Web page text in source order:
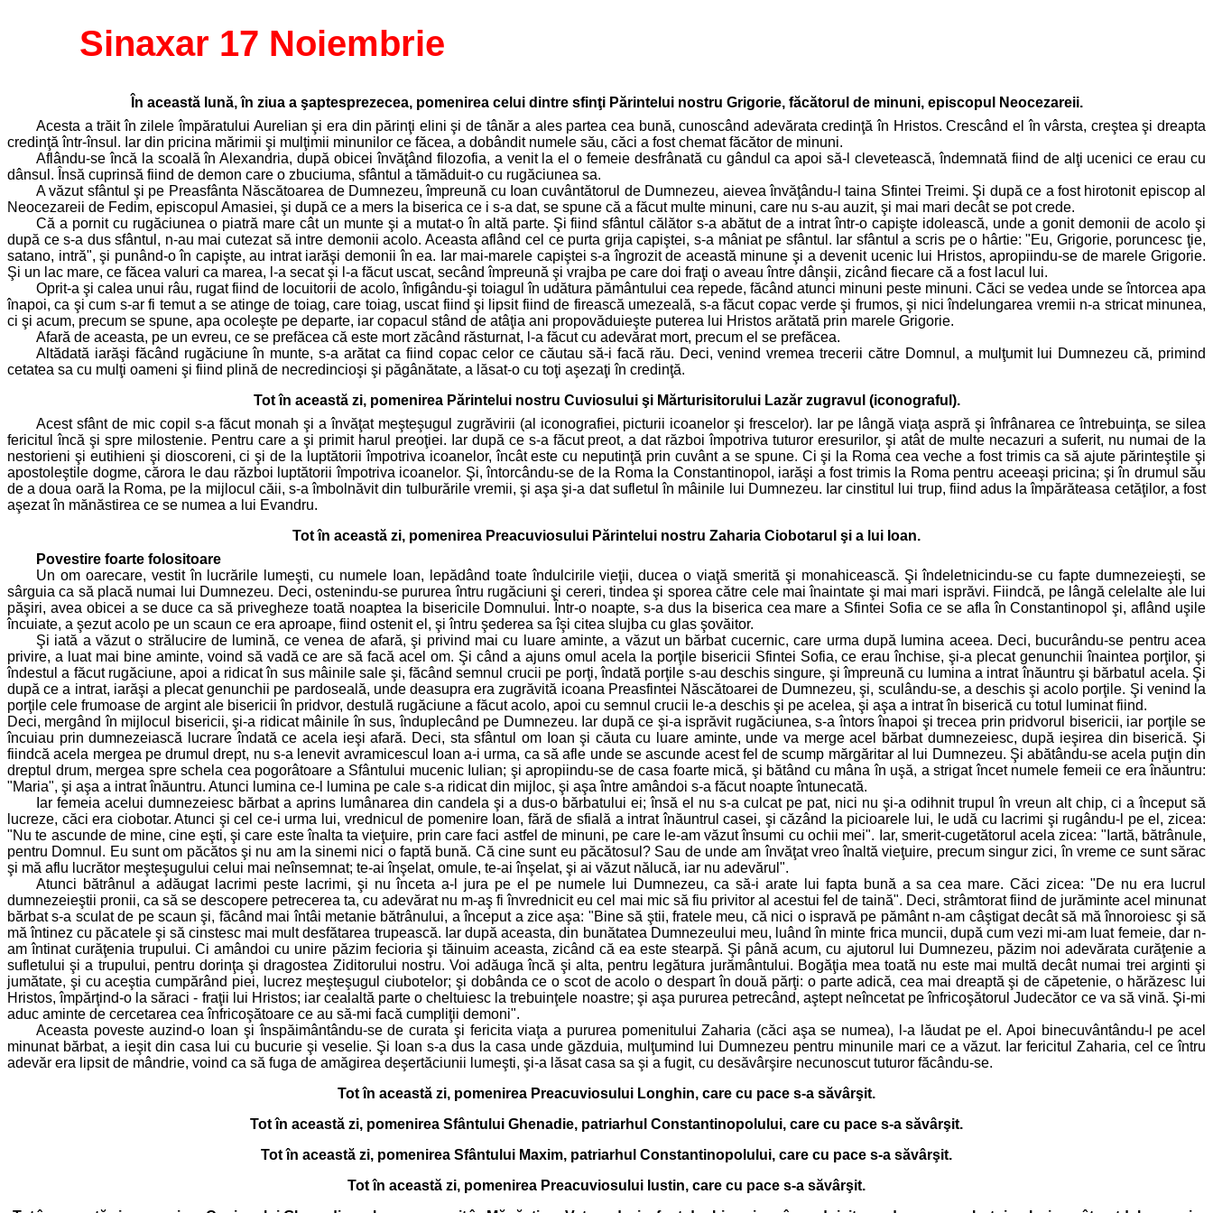
Sinaxar 17 Noiembrie
În această lună, în ziua a şaptesprezecea, pomenirea celui dintre sfinţi Părintelui nostru Grigorie, făcătorul de minuni, episcopul Neocezareii.
Acesta a trăit în zilele împăratului Aurelian şi era din părinţi elini şi de tânăr a ales partea cea bună, cunoscând adevărata credinţă în Hristos. Crescând el în vârsta, creştea şi dreapta
credinţă într-însul. Iar din pricina mărimii şi mulţimii minunilor ce făcea, a dobândit numele său, căci a fost chemat făcător de minuni.
Aflându-se încă la scoală în Alexandria, după obicei învăţând filozofia, a venit la el o femeie desfrânată cu gândul ca apoi să-l clevetească, îndemnată fiind de alţi ucenici ce erau cu
dânsul. Însă cuprinsă fiind de demon care o zbuciuma, sfântul a tămăduit-o cu rugăciunea sa.
A văzut sfântul şi pe Preasfânta Născătoarea de Dumnezeu, împreună cu Ioan cuvântătorul de Dumnezeu, aievea învăţându-l taina Sfintei Treimi. Şi după ce a fost hirotonit episcop al
Neocezareii de Fedim, episcopul Amasiei, şi după ce a mers la biserica ce i s-a dat, se spune că a făcut multe minuni, care nu s-au auzit, şi mai mari decât se pot crede.
Că a pornit cu rugăciunea o piatră mare cât un munte şi a mutat-o în altă parte. Şi fiind sfântul călător s-a abătut de a intrat într-o capişte idolească, unde a gonit demonii de acolo şi
după ce s-a dus sfântul, n-au mai cutezat să intre demonii acolo. Aceasta aflând cel ce purta grija capiştei, s-a mâniat pe sfântul. Iar sfântul a scris pe o hârtie: "Eu, Grigorie, poruncesc ţie,
satano, intră", şi punând-o în capişte, au intrat iarăşi demonii în ea. Iar mai-marele capiştei s-a îngrozit de această minune şi a devenit ucenic lui Hristos, apropiindu-se de marele Grigorie.
Şi un lac mare, ce făcea valuri ca marea, l-a secat şi l-a făcut uscat, secând împreună şi vrajba pe care doi fraţi o aveau între dânşii, zicând fiecare că a fost lacul lui.
Oprit-a şi calea unui râu, rugat fiind de locuitorii de acolo, înfigându-şi toiagul în udătura pământului cea repede, făcând atunci minuni peste minuni. Căci se vedea unde se întorcea apa
înapoi, ca şi cum s-ar fi temut a se atinge de toiag, care toiag, uscat fiind şi lipsit fiind de firească umezeală, s-a făcut copac verde şi frumos, şi nici îndelungarea vremii n-a stricat minunea,
ci şi acum, precum se spune, apa ocoleşte pe departe, iar copacul stând de atâţia ani propovăduieşte puterea lui Hristos arătată prin marele Grigorie.
Afară de aceasta, pe un evreu, ce se prefăcea că este mort zăcând răsturnat, l-a făcut cu adevărat mort, precum el se prefăcea.
Altădată iarăşi făcând rugăciune în munte, s-a arătat ca fiind copac celor ce căutau să-i facă rău. Deci, venind vremea trecerii către Domnul, a mulţumit lui Dumnezeu că, primind
cetatea sa cu mulţi oameni şi fiind plină de necredincioşi şi păgânătate, a lăsat-o cu toţi aşezaţi în credinţă.
Tot în această zi, pomenirea Părintelui nostru Cuviosului şi Mărturisitorului Lazăr zugravul (iconograful).
Acest sfânt de mic copil s-a făcut monah şi a învăţat meşteşugul zugrăvirii (al iconografiei, picturii icoanelor şi frescelor). Iar pe lângă viaţa aspră şi înfrânarea ce întrebuinţa, se silea
fericitul încă şi spre milostenie. Pentru care a şi primit harul preoţiei. Iar după ce s-a făcut preot, a dat război împotriva tuturor eresurilor, şi atât de multe necazuri a suferit, nu numai de la
nestorieni şi eutihieni şi dioscoreni, ci şi de la luptătorii împotriva icoanelor, încât este cu neputinţă prin cuvânt a se spune. Ci şi la Roma cea veche a fost trimis ca să ajute părinteştile şi
apostoleştile dogme, cărora le dau război luptătorii împotriva icoanelor. Şi, întorcându-se de la Roma la Constantinopol, iarăşi a fost trimis la Roma pentru aceeaşi pricina; şi în drumul său
de a doua oară la Roma, pe la mijlocul căii, s-a îmbolnăvit din tulburările vremii, şi aşa şi-a dat sufletul în mâinile lui Dumnezeu. Iar cinstitul lui trup, fiind adus la împărăteasa cetăţilor, a fost
aşezat în mănăstirea ce se numea a lui Evandru.
Tot în această zi, pomenirea Preacuviosului Părintelui nostru Zaharia Ciobotarul şi a lui Ioan.
Povestire foarte folositoare
Un om oarecare, vestit în lucrările lumeşti, cu numele Ioan, lepădând toate îndulcirile vieţii, ducea o viaţă smerită şi monahicească. Şi îndeletnicindu-se cu fapte dumnezeieşti, se
sârguia ca să placă numai lui Dumnezeu. Deci, ostenindu-se pururea întru rugăciuni şi cereri, tindea şi sporea către cele mai înaintate şi mai mari isprăvi. Fiindcă, pe lângă celelalte ale lui
păşiri, avea obicei a se duce ca să privegheze toată noaptea la bisericile Domnului. Într-o noapte, s-a dus la biserica cea mare a Sfintei Sofia ce se afla în Constantinopol şi, aflând uşile
încuiate, a şezut acolo pe un scaun ce era aproape, fiind ostenit el, şi întru şederea sa îşi citea slujba cu glas şovăitor.
Şi iată a văzut o strălucire de lumină, ce venea de afară, şi privind mai cu luare aminte, a văzut un bărbat cucernic, care urma după lumina aceea. Deci, bucurându-se pentru acea
privire, a luat mai bine aminte, voind să vadă ce are să facă acel om. Şi când a ajuns omul acela la porţile bisericii Sfintei Sofia, ce erau închise, şi-a plecat genunchii înaintea porţilor, şi
îndestul a făcut rugăciune, apoi a ridicat în sus mâinile sale şi, făcând semnul crucii pe porţi, îndată porţile s-au deschis singure, şi împreună cu lumina a intrat înăuntru şi bărbatul acela. Şi
după ce a intrat, iarăşi a plecat genunchii pe pardoseală, unde deasupra era zugrăvită icoana Preasfintei Născătoarei de Dumnezeu, şi, sculându-se, a deschis şi acolo porţile. Şi venind la
porţile cele frumoase de argint ale bisericii în pridvor, destulă rugăciune a făcut acolo, apoi cu semnul crucii le-a deschis şi pe acelea, şi aşa a intrat în biserică cu totul luminat fiind.
Deci, mergând în mijlocul bisericii, şi-a ridicat mâinile în sus, înduplecând pe Dumnezeu. Iar după ce şi-a isprăvit rugăciunea, s-a întors înapoi şi trecea prin pridvorul bisericii, iar porţile se
încuiau prin dumnezeiască lucrare îndată ce acela ieşi afară. Deci, sta sfântul om Ioan şi căuta cu luare aminte, unde va merge acel bărbat dumnezeiesc, după ieşirea din biserică. Şi
fiindcă acela mergea pe drumul drept, nu s-a lenevit avramicescul Ioan a-i urma, ca să afle unde se ascunde acest fel de scump mărgăritar al lui Dumnezeu. Şi abătându-se acela puţin din
dreptul drum, mergea spre schela cea pogorâtoare a Sfântului mucenic Iulian; şi apropiindu-se de casa foarte mică, şi bătând cu mâna în uşă, a strigat încet numele femeii ce era înăuntru:
"Maria", şi aşa a intrat înăuntru. Atunci lumina ce-l lumina pe cale s-a ridicat din mijloc, şi aşa între amândoi s-a făcut noapte întunecată.
Iar femeia acelui dumnezeiesc bărbat a aprins lumânarea din candela şi a dus-o bărbatului ei; însă el nu s-a culcat pe pat, nici nu şi-a odihnit trupul în vreun alt chip, ci a început să
lucreze, căci era ciobotar. Atunci şi cel ce-i urma lui, vrednicul de pomenire Ioan, fără de sfială a intrat înăuntrul casei, şi căzând la picioarele lui, le udă cu lacrimi şi rugându-l pe el, zicea:
"Nu te ascunde de mine, cine eşti, şi care este înalta ta vieţuire, prin care faci astfel de minuni, pe care le-am văzut însumi cu ochii mei". Iar, smerit-cugetătorul acela zicea: "Iartă, bătrânule,
pentru Domnul. Eu sunt om păcătos şi nu am la sinemi nici o faptă bună. Că cine sunt eu păcătosul? Sau de unde am învăţat vreo înaltă vieţuire, precum singur zici, în vreme ce sunt sărac
şi mă aflu lucrător meşteşugului celui mai neînsemnat; te-ai înşelat, omule, te-ai înşelat, şi ai văzut nălucă, iar nu adevărul".
Atunci bătrânul a adăugat lacrimi peste lacrimi, şi nu înceta a-l jura pe el pe numele lui Dumnezeu, ca să-i arate lui fapta bună a sa cea mare. Căci zicea: "De nu era lucrul
dumnezeieştii pronii, ca să se descopere petrecerea ta, cu adevărat nu m-aş fi învrednicit eu cel mai mic să fiu privitor al acestui fel de taină". Deci, strâmtorat fiind de jurăminte acel minunat
bărbat s-a sculat de pe scaun şi, făcând mai întâi metanie bătrânului, a început a zice aşa: "Bine să ştii, fratele meu, că nici o ispravă pe pământ n-am câştigat decât să mă înnoroiesc şi să
mă întinez cu păcatele şi să cinstesc mai mult desfătarea trupească. Iar după aceasta, din bunătatea Dumnezeului meu, luând în minte frica muncii, după cum vezi mi-am luat femeie, dar n-
am întinat curăţenia trupului. Ci amândoi cu unire păzim fecioria şi tăinuim aceasta, zicând că ea este stearpă. Şi până acum, cu ajutorul lui Dumnezeu, păzim noi adevărata curăţenie a
sufletului şi a trupului, pentru dorinţa şi dragostea Ziditorului nostru. Voi adăuga încă şi alta, pentru legătura jurământului. Bogăţia mea toată nu este mai multă decât numai trei arginti şi
jumătate, şi cu aceştia cumpărând piei, lucrez meşteşugul ciubotelor; şi dobânda ce o scot de acolo o despart în două părţi: o parte adică, cea mai dreaptă şi de căpetenie, o hărăzesc lui
Hristos, împărţind-o la săraci - fraţii lui Hristos; iar cealaltă parte o cheltuiesc la trebuinţele noastre; şi aşa pururea petrecând, aştept neîncetat pe înfricoşătorul Judecător ce va să vină. Şi-mi
aduc aminte de cercetarea cea înfricoşătoare ce au să-mi facă cumpliţii demoni".
Aceasta poveste auzind-o Ioan şi înspăimântându-se de curata şi fericita viaţa a pururea pomenitului Zaharia (căci aşa se numea), l-a lăudat pe el. Apoi binecuvântându-l pe acel
minunat bărbat, a ieşit din casa lui cu bucurie şi veselie. Şi Ioan s-a dus la casa unde găzduia, mulţumind lui Dumnezeu pentru minunile mari ce a văzut. Iar fericitul Zaharia, cel ce întru
adevăr era lipsit de mândrie, voind ca să fuga de amăgirea deşertăciunii lumeşti, şi-a lăsat casa sa şi a fugit, cu desăvârşire necunoscut tuturor făcându-se.
Tot în această zi, pomenirea Preacuviosului Longhin, care cu pace s-a săvârşit.
Tot în această zi, pomenirea Sfântului Ghenadie, patriarhul Constantinopolului, care cu pace s-a săvârşit.
Tot în această zi, pomenirea Sfântului Maxim, patriarhul Constantinopolului, care cu pace s-a săvârşit.
Tot în această zi, pomenirea Preacuviosului Iustin, care cu pace s-a săvârşit.